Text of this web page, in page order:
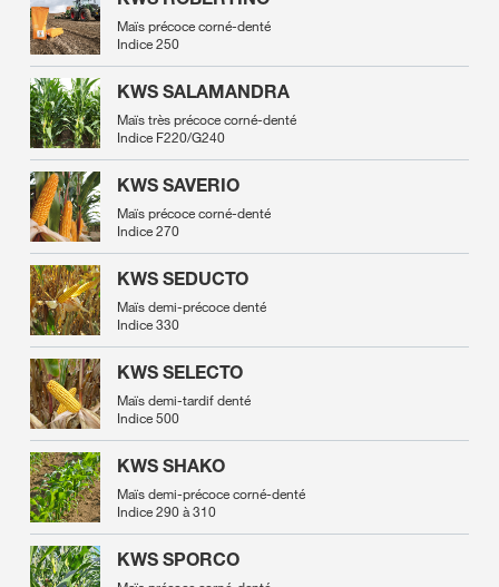
Maïs précoce corné-denté
Indice 250
KWS SALAMANDRA
Maïs très précoce corné-denté
Indice F220/G240
KWS SAVERIO
Maïs précoce corné-denté
Indice 270
KWS SEDUCTO
Maïs demi-précoce denté
Indice 330
KWS SELECTO
Maïs demi-tardif denté
Indice 500
KWS SHAKO
Maïs demi-précoce corné-denté
Indice 290 à 310
KWS SPORCO